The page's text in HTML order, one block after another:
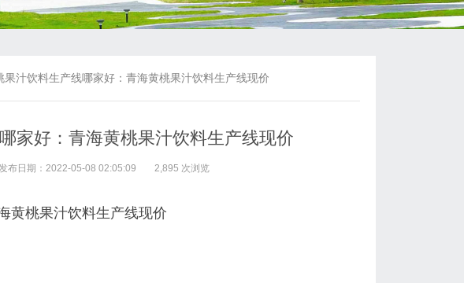
果汁饮料生产线哪家好：青海黄桃果汁饮料生产线现价
家好：青海黄桃果汁饮料生产线现价
布日期：2022-05-08 02:05:09 2,895 次浏览
黄桃果汁饮料生产线现价